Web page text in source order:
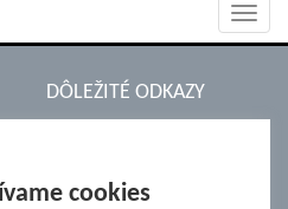
DÔLEŽITÉ ODKAZY
Nadácia Železiarne
cookies